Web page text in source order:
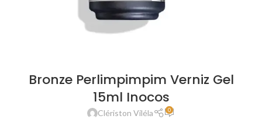
Bronze Perlimpimpim Verniz Gel
15ml Inocos
Clériston Viléla 0